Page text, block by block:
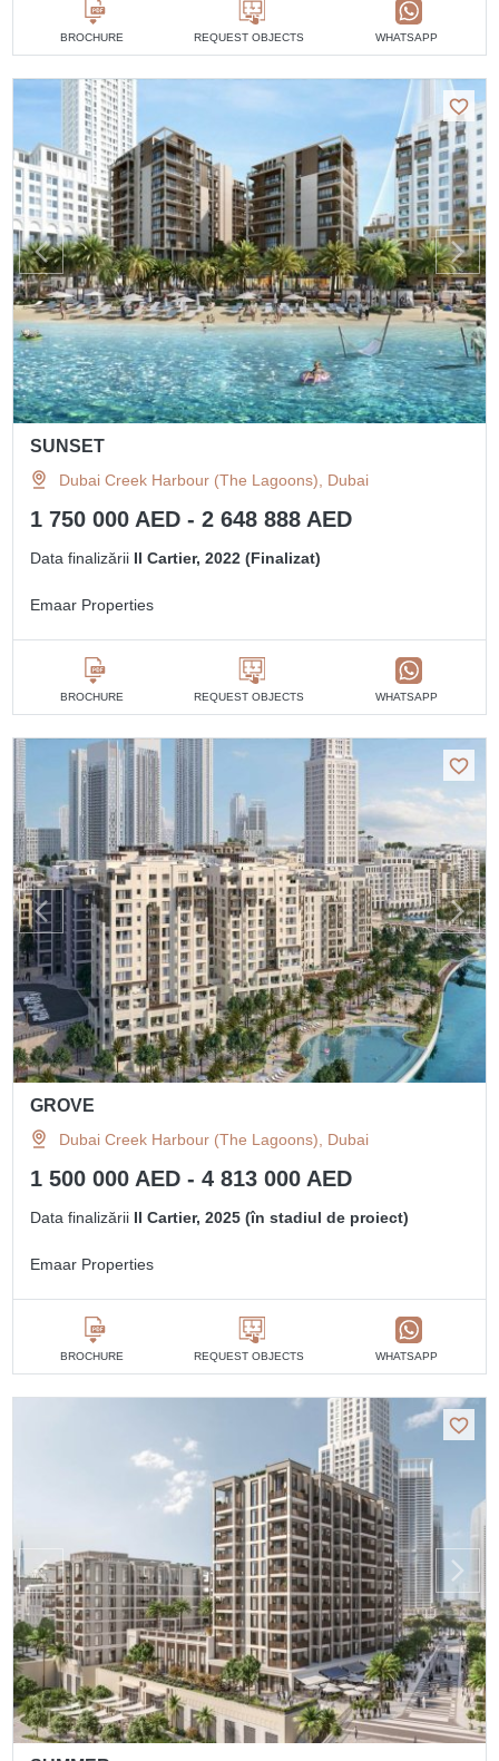
BROCHURE REQUEST OBJECTS WHATSAPP
SUNSET
Dubai Creek Harbour (The Lagoons), Dubai
1 750 000 AED - 2 648 888 AED
Data finalizării II Cartier, 2022 (Finalizat)
Emaar Properties
BROCHURE REQUEST OBJECTS WHATSAPP
GROVE
Dubai Creek Harbour (The Lagoons), Dubai
1 500 000 AED - 4 813 000 AED
Data finalizării II Cartier, 2025 (în stadiul de proiect)
Emaar Properties
BROCHURE REQUEST OBJECTS WHATSAPP